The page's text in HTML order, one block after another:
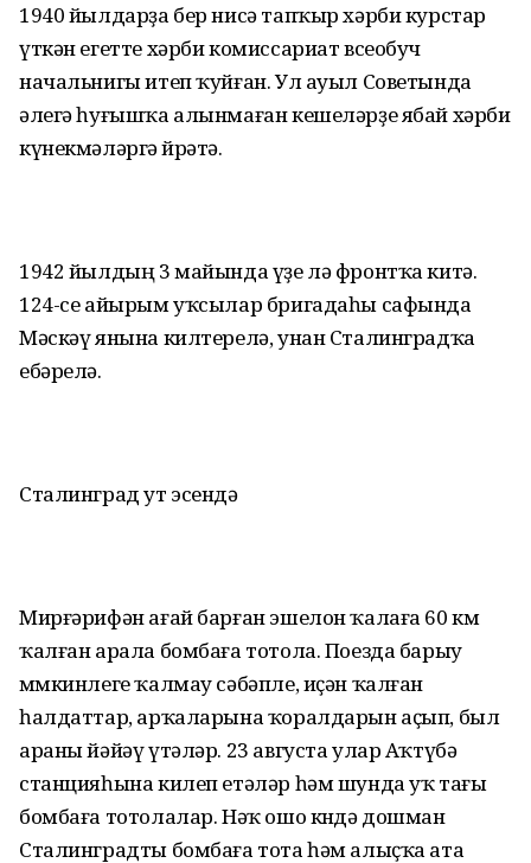
1940 йылдарҙа бер нисә тапҡыр хәрби курстар
үткән егетте хәрби комиссариат всеобуч
начальнигы итеп ҡуйған. Ул ауыл Советында
әлегә һуғышҡа алынмаған кешеләрҙе ябай хәрби
күнекмәләргә өйрәтә.
1942 йылдың 3 майында үҙе лә фронтҡа китә.
124-се айырым уҡсылар бригадаһы сафында
Мәскәү янына килтерелә, унан Сталинградҡа
ебәрелә.
Сталинград ут эсендә
Мирғәрифән ағай барған эшелон ҡалаға 60 км
ҡалған арала бомбаға тотола. Поезда барыу
мөмкинлеге ҡалмау сәбәпле, иҫән ҡалған
һалдаттар, арҡаларына ҡоралдарын аҫып, был
араны йәйәү үтәләр. 23 августа улар Аҡтүбә
станцияһына килеп етәләр һәм шунда уҡ тағы
бомбаға тотолалар. Нәҡ ошо көндә дошман
Сталинградты бомбаға тота һәм алыҫҡа ата